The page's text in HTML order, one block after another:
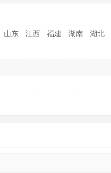
山东 江西 福建 湖南 湖北